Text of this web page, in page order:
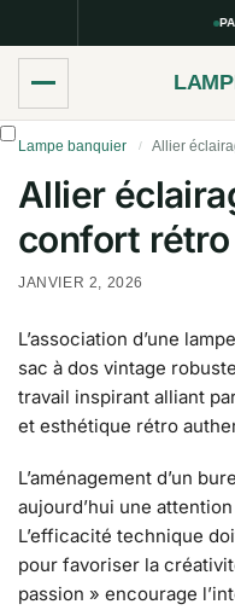
Lampe banquier / Allier
Allier
confort rétro
JANVIER 2, 2026
L’association d’une
sac à dos vintage
travail inspirant alliant
et esthétique rétro
L’aménagement d’un
aujourd’hui une
L’efficacité technique
pour favoriser la
passion » encourage